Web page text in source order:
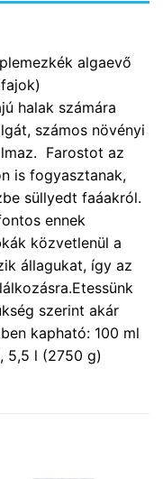
algaevő
halak számára
számos növényi
Farostot az
is fogyasztanak,
süllyedt faáakról.
ennek
közvetlenül a
állagukat, így az
szerint akár
kapható: 100 ml
5,5 l (2750 g)